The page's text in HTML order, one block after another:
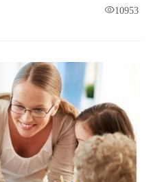
10953